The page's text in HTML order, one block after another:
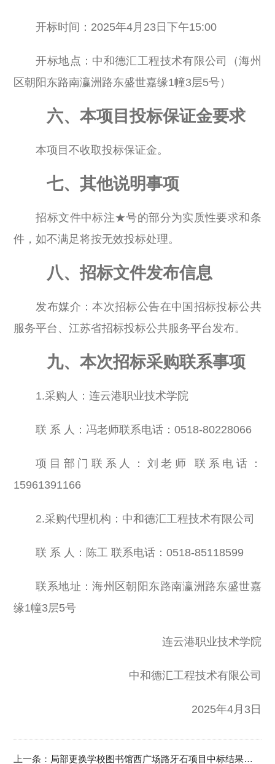
开标时间：2025年4月23日下午15:00
开标地点：中和德汇工程技术有限公司（海州
区朝阳东路南瀛洲路东盛世嘉缘1幢3层5号）
六、本项目投标保证金要求
本项目不收取投标保证金。
七、其他说明事项
招标文件中标注★号的部分为实质性要求和条
件，如不满足将按无效投标处理。
八、招标文件发布信息
发布媒介：本次招标公告在中国招标投标公共
服务平台、江苏省招标投标公共服务平台发布。
九、本次招标采购联系事项
1.采购人：连云港职业技术学院
联 系 人：冯老师联系电话：0518-80228066
项目部门联系人：刘老师 联系电话：
15961391166
2.采购代理机构：中和德汇工程技术有限公司
联 系 人：陈工 联系电话：0518-85118599
联系地址：海州区朝阳东路南瀛洲路东盛世嘉
缘1幢3层5号
连云港职业技术学院
中和德汇工程技术有限公司
2025年4月3日
上一条： 局部更换学校图书馆西广场路牙石项目中标结果公告